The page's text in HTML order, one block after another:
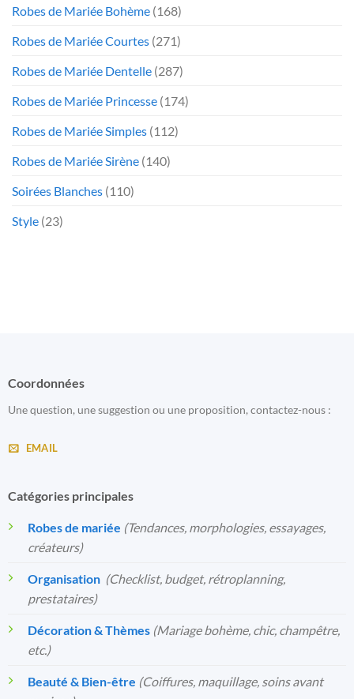
Robes de Mariée Bohème (168)
Robes de Mariée Courtes (271)
Robes de Mariée Dentelle (287)
Robes de Mariée Princesse (174)
Robes de Mariée Simples (112)
Robes de Mariée Sirène (140)
Soirées Blanches (110)
Style (23)
Coordonnées
Une question, une suggestion ou une proposition, contactez-nous :
EMAIL
Catégories principales
Robes de mariée (Tendances, morphologies, essayages,
créateurs)
Organisation️ (Checklist, budget, rétroplanning,
prestataires)
Décoration & Thèmes (Mariage bohème, chic, champêtre,
etc.)
Beauté & Bien-être (Coiffures, maquillage, soins avant